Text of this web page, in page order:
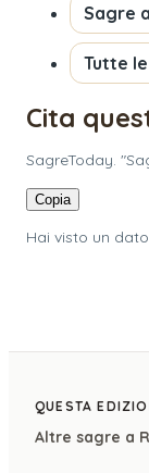
Sagre a
Tutte
Cita
SagreToday.
Copia
Hai visto un
QUESTA
Altre sagre a